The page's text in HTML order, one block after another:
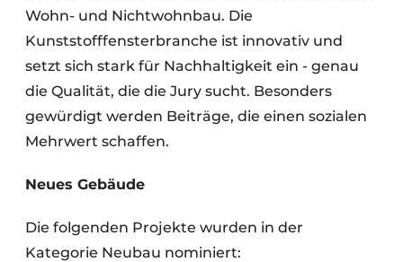
Wohn- und Nichtwohnbau. Die
Kunststofffensterbranche ist innovativ und
setzt sich stark für Nachhaltigkeit ein - genau
die Qualität, die die Jury sucht. Besonders
gewürdigt werden Beiträge, die einen sozialen
Mehrwert schaffen.
Neues Gebäude
Die folgenden Projekte wurden in der
Kategorie Neubau nominiert: